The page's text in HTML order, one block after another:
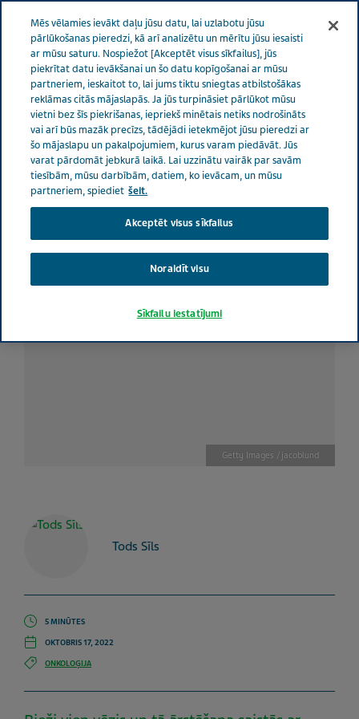
Latvia Rūpes par veselību Visi stāsti
Deviņi padomi, kā
vēža ārstēšanas laikā nepieņemties svarā
Deviņi padomi, kā vēža
ārstēšanas laikā
nepieņemties svarā
Getty Images / jacoblund
Tods Sīls
5 MINŪTES
OKTOBRIS 17, 2022
ONKOLOĢIJA
Mēs vēlamies ievākt daļu jūsu datu, lai uzlabotu jūsu
pārlūkošanas pieredzi, kā arī analizētu un mērītu jūsu iesaisti
ar mūsu saturu. Nospiežot [Akceptēt visus sīkfailus], jūs
piekrītat datu ievākšanai un šo datu kopīgošanai ar mūsu
partneriem, ieskaitot to, lai jums tiktu sniegtas atbilstošākas
reklāmas citās mājaslapās. Ja jūs turpināsiet pārlūkot mūsu
vietni bez šīs piekrišanas, iepriekš minētais netiks nodrošināts
vai arī būs mazāk precīzs, tādējādi ietekmējot jūsu pieredzi ar
šo mājaslapu un pakalpojumiem, kurus varam piedāvāt. Jūs
varat pārdomāt jebkurā laikā. Lai uzzinātu vairāk par savām
tiesībām, mūsu darbībām, datiem, ko ievācam, un mūsu
partneriem, spiediet šeit.
Akceptēt visus sīkfailus
Noraidīt visu
Sīkfailu iestatījumi